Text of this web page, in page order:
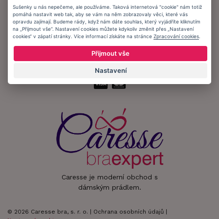
Caresse je moderní obchod s
dámským prádlem.
© 2026 Caresse bra, s. r. o. | Ochrana osobních údajů |
Zůstaňte s námi v kontaktu.
Sušenky u nás nepečeme, ale používáme. Taková internetová "cookie" nám totiž
pomáhá nastavit web tak, aby se vám na něm zobrazovaly věci, které vás
opravdu zajímají. Budeme rády, když nám dáte souhlas, který vyjádříte kliknutím
na „Přijmout vše“. Nastavení cookies můžete kdykoliv změnit přes „Nastavení
cookies“ v zápatí stránky. Více informací získáte na stránce Zpracování cookies
Přijmout vše
Nastavení